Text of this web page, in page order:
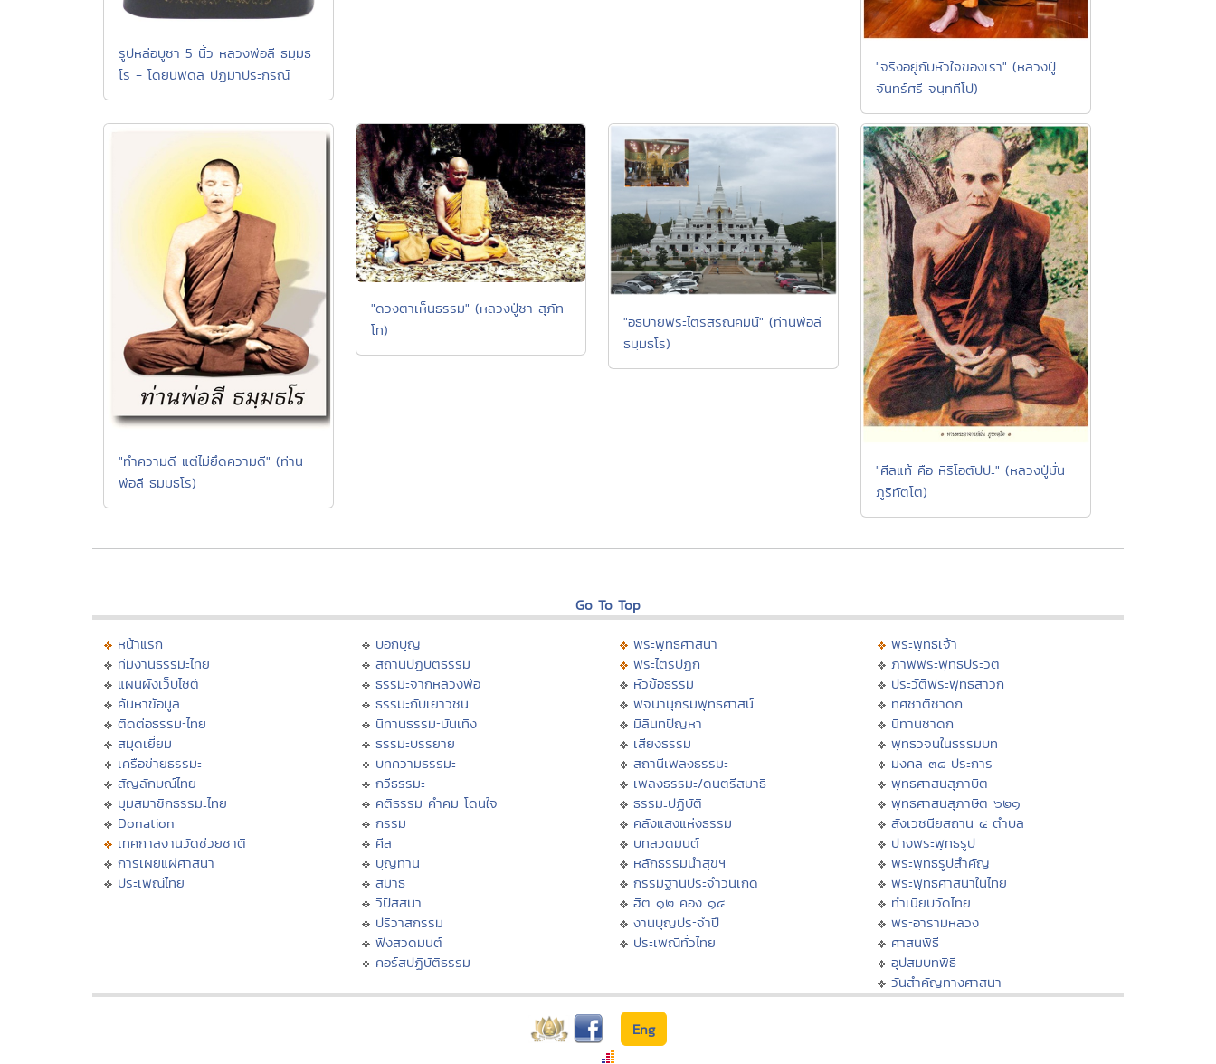
รูปหล่อบูชา 5 นิ้ว หลวงพ่อลี ธมฺมธ
โร - โดยนพดล ปฏิมาประกรณ์
"จริงอยู่กับหัวใจของเรา" (หลวงปู่
จันทร์ศรี จนฺททีโป)
"ทำความดี แต่ไม่ยึดความดี" (ท่าน
พ่อลี ธมฺมธโร)
"ดวงตาเห็นธรรม" (หลวงปู่ชา สุภัท
โท)
"อธิบายพระไตรสรณคมน์" (ท่านพ่อลี
ธมฺมธโร)
"ศีลแท้ คือ หิริโอตัปปะ" (หลวงปู่มั่น
ภูริทัตโต)
Go To Top
หน้าแรก
ทีมงานธรรมะไทย
แผนผังเว็บไซต์
ค้นหาข้อมูล
ติดต่อธรรมะไทย
สมุดเยี่ยม
เครือข่ายธรรมะ
สัญลักษณ์ไทย
มุมสมาชิกธรรมะไทย
Donation
เทศกาลงานวัดช่วยชาติ
การเผยแผ่ศาสนา
ประเพณีไทย
บอกบุญ
สถานปฏิบัติธรรม
ธรรมะจากหลวงพ่อ
ธรรมะกับเยาวชน
นิทานธรรมะบันเทิง
ธรรมะบรรยาย
บทความธรรมะ
กวีธรรมะ
คติธรรม คำคม โดนใจ
กรรม
ศีล
บุญทาน
สมาธิ
วิปัสสนา
ปริวาสกรรม
ฟังสวดมนต์
คอร์สปฏิบัติธรรม
พระพุทธศาสนา
พระไตรปิฏก
หัวข้อธรรม
พจนานุกรมพุทธศาสน์
มิลินทปัญหา
เสียงธรรม
สถานีเพลงธรรมะ
เพลงธรรมะ/ดนตรีสมาธิ
ธรรมะปฏิบัติ
คลังแสงแห่งธรรม
บทสวดมนต์
หลักธรรมนำสุขฯ
กรรมฐานประจำวันเกิด
ฮีต ๑๒ คอง ๑๔
งานบุญประจำปี
ประเพณีทั่วไทย
พระพุทธเจ้า
ภาพพระพุทธประวัติ
ประวัติพระพุทธสาวก
ทศชาติชาดก
นิทานชาดก
พุทธวจนในธรรมบท
มงคล ๓๘ ประการ
พุทธศาสนสุภาษิต
พุทธศาสนสุภาษิต ๖๒๑
สังเวชนียสถาน ๔ ตำบล
ปางพระพุทธรูป
พระพุทธรูปสำคัญ
พระพุทธศาสนาในไทย
ทำเนียบวัดไทย
พระอารามหลวง
ศาสนพิธี
อุปสมบทพิธี
วันสำคัญทางศาสนา
Eng